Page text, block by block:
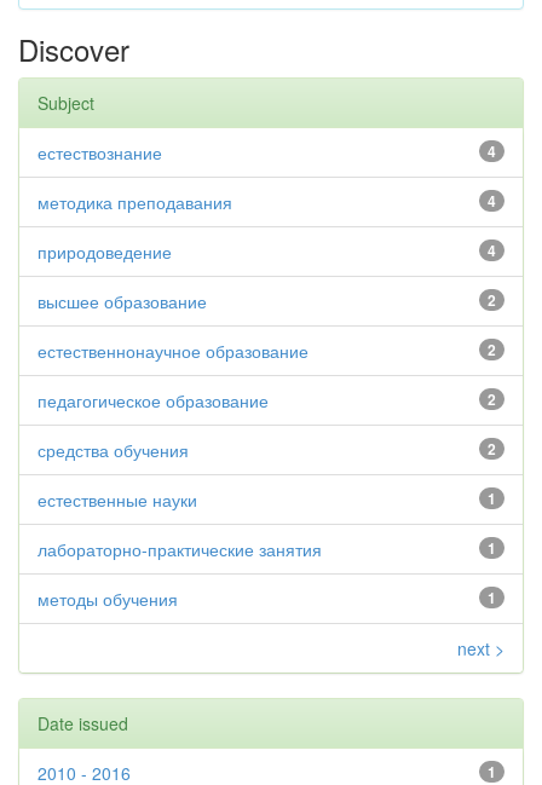
Discover
Subject
4
естествознание
4
методика преподавания
4
природоведение
2
высшее образование
2
естественнонаучное образование
2
педагогическое образование
2
средства обучения
1
естественные науки
1
лабораторно-практические занятия
1
методы обучения
next >
Date issued
1
2010 - 2016